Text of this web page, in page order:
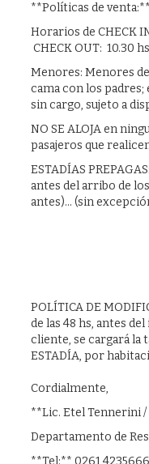
**Políticas de venta:**
Horarios de CHECK
CHECK OUT: 10.30 hs
Menores: Menores
cama con los padres;
sin cargo, sujeto a
NO SE ALOJA en
pasajeros que
ESTADÍAS
antes del arribo de
antes)… (sin
POLÍTICA DE
de las 48 hs, antes
cliente, se cargará la
ESTADÍA, por
Cordialmente,
**Lic. Etel Tennerini
Departamento de
**Tel:** 0261 4235666